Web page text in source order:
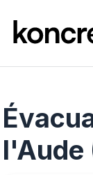
l'Aude